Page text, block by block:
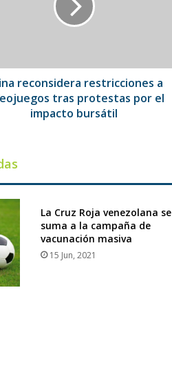
reconsidera restricciones a
tras protestas por el
impacto bursátil
La Cruz Roja venezolana se
suma a la campaña de
vacunación masiva
15 Jun, 2021